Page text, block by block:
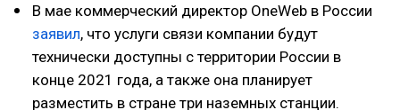
В мае коммерческий директор OneWeb в России
заявил, что услуги связи компании будут
технически доступны с территории России в
конце 2021 года, а также она планирует
разместить в стране три наземных станции.